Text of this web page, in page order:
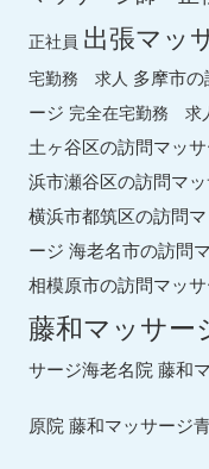
正社員 出張マッ
宅勤務 求人 多摩市
ージ 完全在宅勤務 求
土ヶ谷区の訪問マッ
浜市瀬谷区の訪問マ
横浜市都筑区の訪問
ージ 海老名市の訪問
相模原市の訪問マッ
藤和マッサー
サージ海老名院 藤和
原院 藤和マッサージ